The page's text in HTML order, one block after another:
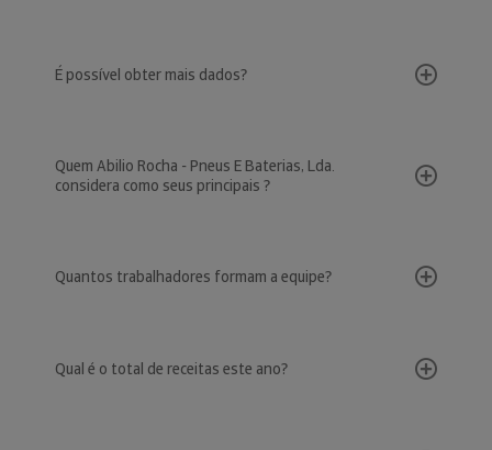
É possível obter mais dados?
Quem Abilio Rocha - Pneus E Baterias, Lda.
considera como seus principais ?
Quantos trabalhadores formam a equipe?
Qual é o total de receitas este ano?